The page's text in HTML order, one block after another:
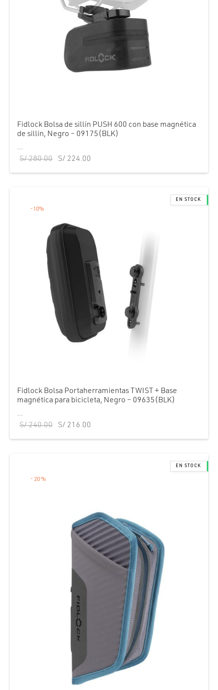
Fidlock Bolsa de sillín PUSH 600 con base magnética
de sillín, Negro – 09175(BLK)
...
S/280.00
El precio
original
S/ 224.00
actual es:
-10%
Fidlock Bolsa Portaherramientas TWIST + Base
magnética para bicicleta, Negro – 09635(BLK)
...
S/240.00
El precio
original
S/ 216.00
actual es:
- 20%